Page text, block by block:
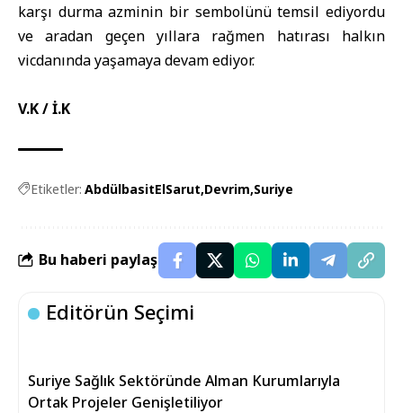
karşı durma azminin bir sembolünü temsil ediyordu
ve aradan geçen yıllara rağmen hatırası halkın
vicdanında yaşamaya devam ediyor.
V.K / İ.K
Etiketler: AbdülbasitElSarut Devrim Suriye
Bu haberi paylaş
Editörün Seçimi
Suriye Sağlık Sektöründe Alman Kurumlarıyla
Ortak Projeler Genişletiliyor